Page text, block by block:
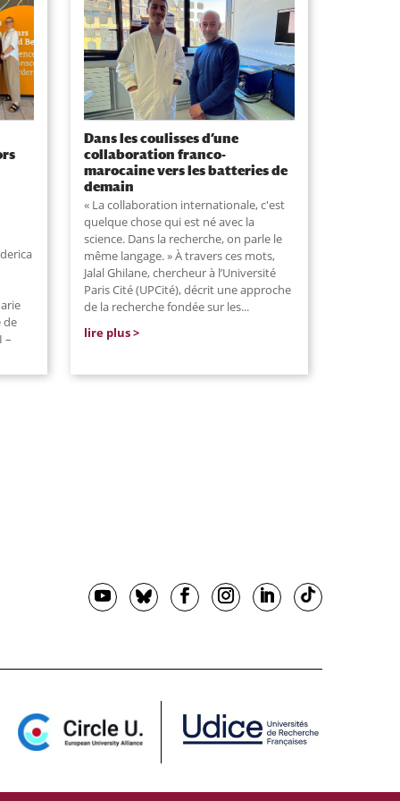
de
–
Dans les coulisses d’une
collaboration franco-
marocaine vers les batteries de
demain
« La collaboration internationale, c'est
quelque chose qui est né avec la
science. Dans la recherche, on parle le
même langage. » À travers ces mots,
Jalal Ghilane, chercheur à l’Université
Paris Cité (UPCité), décrit une approche
de la recherche fondée sur les...
lire plus